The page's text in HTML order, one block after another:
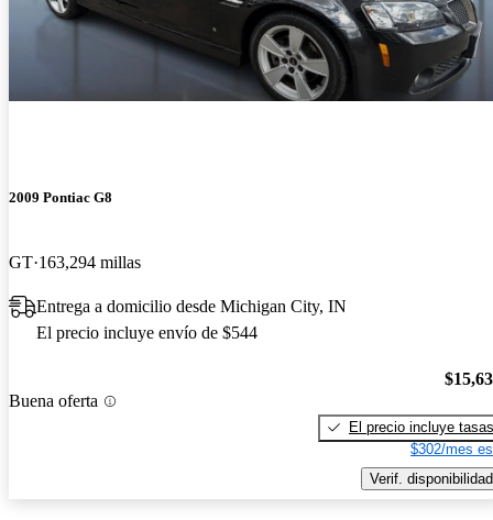
2009 Pontiac G8
GT 163,294 millas
Entrega a domicilio desde Michigan City, IN
El precio incluye envío de $544
Buena oferta
El precio incluye tasas
$302/mes
Verif. disponibilidad